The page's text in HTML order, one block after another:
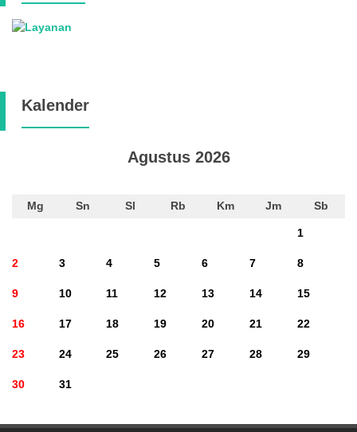
Kalender
Agustus 2026
Mg Sn Sl Rb Km Jm Sb
1
2 3 4 5 6 7 8
9 10 11 12 13 14 15
16 17 18 19 20 21 22
23 24 25 26 27 28 29
30 31